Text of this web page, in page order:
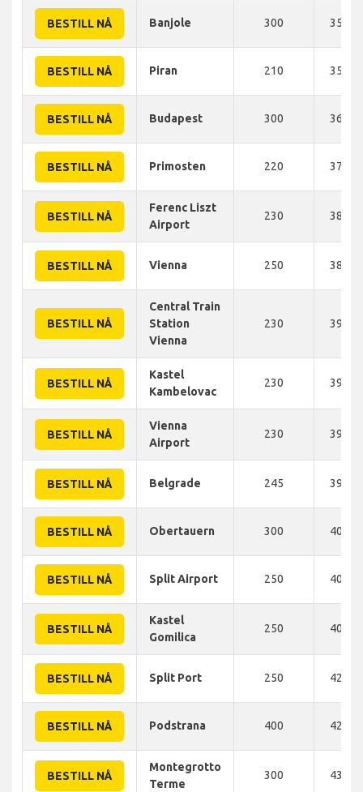
BESTILL NÅ Banjole 300 355
BESTILL NÅ Piran 210 355
BESTILL NÅ Budapest 300 361
BESTILL NÅ Primosten 220 375
BESTILL NÅ
Ferenc Liszt
Airport
230 380
BESTILL NÅ Vienna 250 385
BESTILL NÅ
Central Train
Station
Vienna
230 390
BESTILL NÅ
Kastel
Kambelovac
230 392
BESTILL NÅ
Vienna
Airport
230 393
BESTILL NÅ Belgrade 245 397
BESTILL NÅ Obertauern 300 400
BESTILL NÅ Split Airport 250 400
BESTILL NÅ
Kastel
Gomilica
250 400
BESTILL NÅ Split Port 250 425
BESTILL NÅ Podstrana 400 425
BESTILL NÅ
Montegrotto
Terme
300 430